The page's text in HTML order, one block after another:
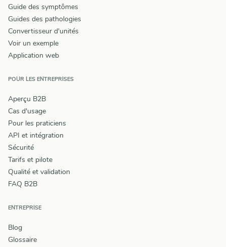
Guide des symptômes
Guides des pathologies
Convertisseur d'unités
Voir un exemple
Application web
POUR LES ENTREPRISES
Aperçu B2B
Cas d'usage
Pour les praticiens
API et intégration
Sécurité
Tarifs et pilote
Qualité et validation
FAQ B2B
ENTREPRISE
Blog
Glossaire